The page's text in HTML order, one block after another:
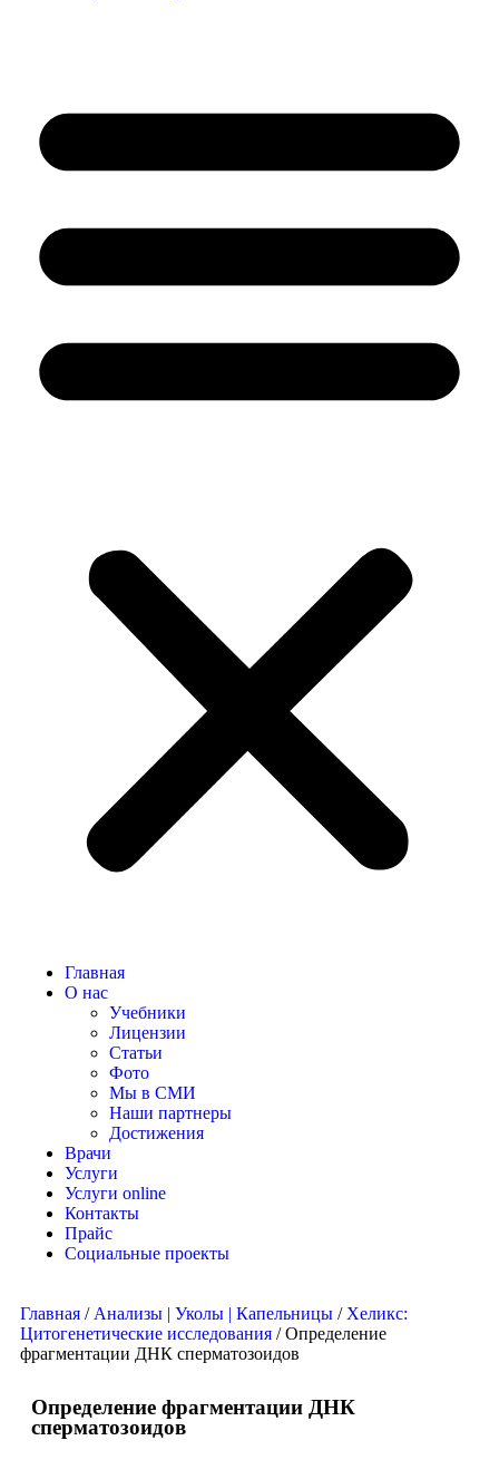
Главная
О нас
Учебники
Лицензии
Статьи
Фото
Мы в СМИ
Наши партнеры
Достижения
Врачи
Услуги
Услуги online
Контакты
Прайс
Социальные проекты
Главная / Анализы | Уколы | Капельницы / Хеликс:
Цитогенетические исследования / Определение
фрагментации ДНК сперматозоидов
Определение фрагментации ДНК
сперматозоидов